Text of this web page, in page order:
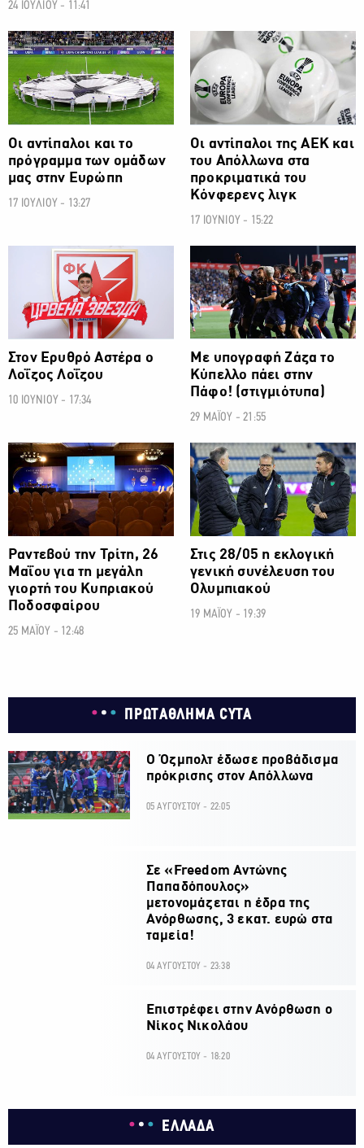
24 ΙΟΥΛΙΟΥ - 11:41
ΠΟΔΟΣΦΑΙΡΟ
Οι αντίπαλοι και το
πρόγραμμα των ομάδων
μας στην Ευρώπη
17 ΙΟΥΛΙΟΥ - 13:27
ΠΟΔΟΣΦΑΙΡΟ
Οι αντίπαλοι της ΑΕΚ και
του Απόλλωνα στα
προκριματικά του
Κόνφερενς λιγκ
17 ΙΟΥΝΙΟΥ - 15:22
ΠΟΔΟΣΦΑΙΡΟ
Στον Ερυθρό Αστέρα ο
Λοΐζος Λοΐζου
10 ΙΟΥΝΙΟΥ - 17:34
ΠΟΔΟΣΦΑΙΡΟ
Με υπογραφή Ζάζα το
Κύπελλο πάει στην
Πάφο! (στιγμιότυπα)
29 ΜΑΪΟΥ - 21:55
ΠΟΔΟΣΦΑΙΡΟ
Ραντεβού την Τρίτη, 26
Μαΐου για τη μεγάλη
γιορτή του Κυπριακού
Ποδοσφαίρου
25 ΜΑΪΟΥ - 12:48
ΠΟΔΟΣΦΑΙΡΟ
Στις 28/05 η εκλογική
γενική συνέλευση του
Ολυμπιακού
19 ΜΑΪΟΥ - 19:39
ΠΡΩΤΑΘΛΗΜΑ CYTA
Ο Όζμπολτ έδωσε προβάδισμα
πρόκρισης στον Απόλλωνα
05 ΑΥΓΟΥΣΤΟΥ - 22:05
Σε «Freedom Αντώνης
Παπαδόπουλος»
μετονομάζεται η έδρα της
Ανόρθωσης, 3 εκατ. ευρώ στα
ταμεία!
04 ΑΥΓΟΥΣΤΟΥ - 23:38
Επιστρέφει στην Ανόρθωση ο
Νίκος Νικολάου
04 ΑΥΓΟΥΣΤΟΥ - 18:20
ΕΛΛΑΔΑ